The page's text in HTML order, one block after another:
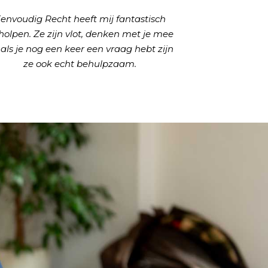
Recht heeft mij fantastisch
Ze zijn vlot, denken met je mee
je nog een keer een vraag hebt zijn
ze ook echt behulpzaam.